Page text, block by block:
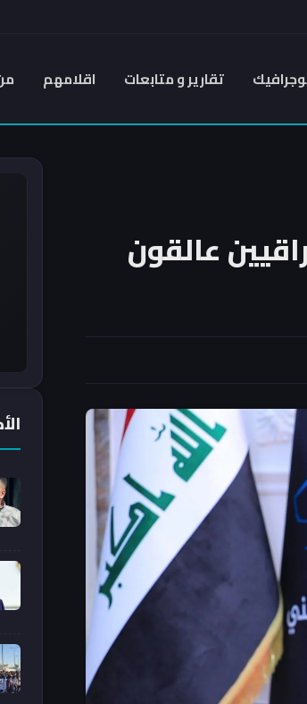
تقارير و متابعات اقلامهم
عالقون